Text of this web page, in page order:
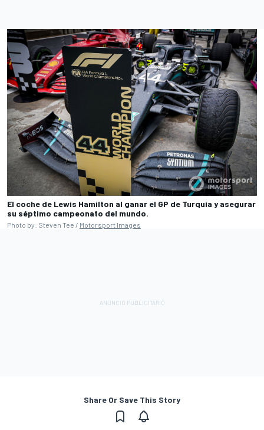
El coche de Lewis Hamilton al ganar el GP de Turquía y asegurar
su séptimo campeonato del mundo.
Photo by: Steven Tee / Motorsport Images
Share Or Save This Story